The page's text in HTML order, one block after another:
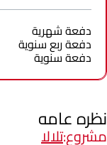
دفعة شهرية
دفعة ربع سنوية
دفعة سنوية
نظره عامه
مشروع:تلالا